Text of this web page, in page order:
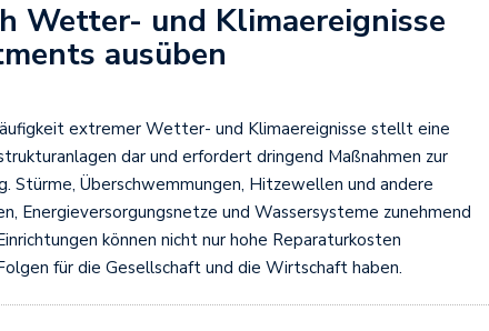
Wetter- und Klimaereignisse
ausüben
extremer Wetter- und Klimaereignisse stellt eine
dar und erfordert dringend Maßnahmen zur
Stürme, Überschwemmungen, Hitzewellen und andere
Energieversorgungsnetze und Wassersysteme zunehmend
können nicht nur hohe Reparaturkosten
für die Gesellschaft und die Wirtschaft haben.